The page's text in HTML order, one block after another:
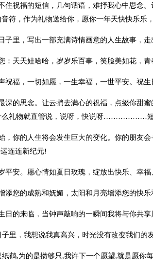
住祝福的短信，几句话语，难抒我心中思念
符，作为礼物送给你，愿你一年天快快乐乐
子里，写出一部充满诗情画意的人生故事，走
：天天娃哈哈，岁岁乐百事，笑脸美如花，
祝福，一切如愿，一生幸福，一世平安。祝生
深的思念。让云捎去满心的祝福，点缀你甜
么礼物就直管说，说呀，快说呀………………短
，你的人生将会发生巨大的变化。你的朋友
连连新纪元!
平安。愿心情如夏日玫瑰，绽放出快乐、幸福
添您的成熟和妩媚，太阳和月亮增添您的快
日的来临，当钟声敲响的一瞬间我将与你共享
里，我想说我真高兴，时光没有改变我们的
鹤,为的是攒够只,我许下一个愿望,就是愿你